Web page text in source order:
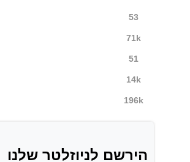
53
71k
51
14k
196k
הירשם לניוזלטר שלנו